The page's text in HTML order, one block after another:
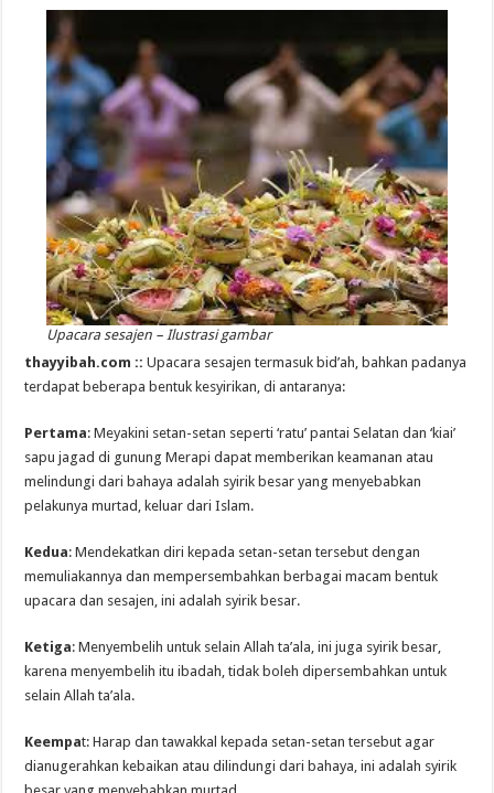
Upacara sesajen – Ilustrasi gambar
thayyibah.com ::Upacara sesajen termasuk bid’ah, bahkan padanya
terdapat beberapa bentuk kesyirikan, di antaranya:
Pertama: Meyakini setan-setan seperti ‘ratu’ pantai Selatan dan ‘kiai’
sapu jagad di gunung Merapi dapat memberikan keamanan atau
melindungi dari bahaya adalah syirik besar yang menyebabkan
pelakunya murtad, keluar dari Islam.
Kedua: Mendekatkan diri kepada setan-setan tersebut dengan
memuliakannya dan mempersembahkan berbagai macam bentuk
upacara dan sesajen, ini adalah syirik besar.
Ketiga: Menyembelih untuk selain Allah ta’ala, ini juga syirik besar,
karena menyembelih itu ibadah, tidak boleh dipersembahkan untuk
selain Allah ta’ala.
Keempat: Harap dan tawakkal kepada setan-setan tersebut agar
dianugerahkan kebaikan atau dilindungi dari bahaya, ini adalah syirik